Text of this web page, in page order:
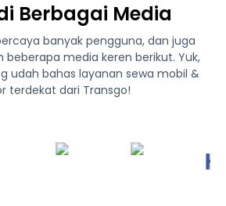
Berbagai Media
banyak pengguna, dan juga
beberapa media keren berikut. Yuk,
udah bahas layanan sewa mobil &
terdekat dari Transgo!